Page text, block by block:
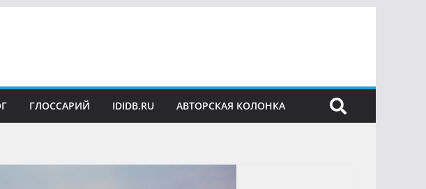
ГЛОССАРИЙ IDIDB.RU АВТОРСКАЯ КОЛОНКА